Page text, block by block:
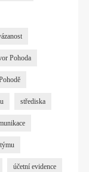
Pohoda
střediska
účetní evidence